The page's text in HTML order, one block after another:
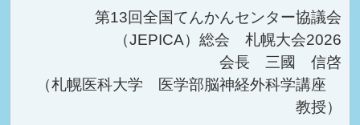
第13回全国てんかんセンター協議会
（JEPICA）総会 札幌大会2026
会長 三國 信啓
（札幌医科大学 医学部脳神経外科学講座
教授）